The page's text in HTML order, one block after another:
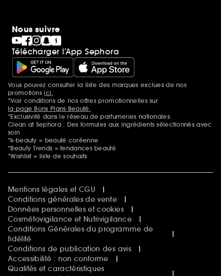
Nous suivre
Télécharger l’App Sephora
Mentions additionnelles
Vous pouvez consulter la liste des marques exclues de nos
promotionsici.
*Voir conditions de nos offres promotionnelles sur
la page Bons Plans Beauté.
*Exclusivité dans le réseau de parfumeries nationales.
Clean at Sephora : Des formules aux ingrédients sélectionnés avec
soin
*k-beauty = beauté coréenne
*Beauty Trends = tendances beauté
*Wishlist = liste de souhaits
Mentions légales et CGU
Conditions générales de vente
Données personnelles et cookies
Cosmétovigilance et Nutrivigilance
Conditions Générales du programme de
fidélité
Conditions de publication des avis
Accessibilité : non conforme
Qualités et caractéristiques